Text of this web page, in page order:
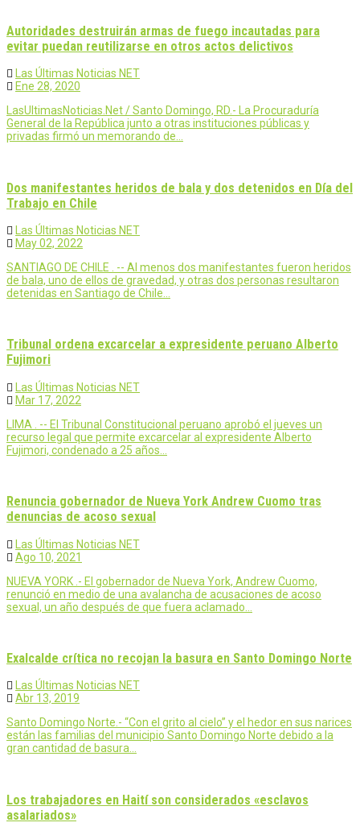
Autoridades destruirán armas de fuego incautadas para
evitar puedan reutilizarse en otros actos delictivos
Las Últimas Noticias NET
Ene 28, 2020
LasUltimasNoticias.Net / Santo Domingo, RD.- La Procuraduría
General de la República junto a otras instituciones públicas y
privadas firmó un memorando de…
Dos manifestantes heridos de bala y dos detenidos en Día del
Trabajo en Chile
Las Últimas Noticias NET
May 02, 2022
SANTIAGO DE CHILE . -- Al menos dos manifestantes fueron heridos
de bala, uno de ellos de gravedad, y otras dos personas resultaron
detenidas en Santiago de Chile…
Tribunal ordena excarcelar a expresidente peruano Alberto
Fujimori
Las Últimas Noticias NET
Mar 17, 2022
LIMA . -- El Tribunal Constitucional peruano aprobó el jueves un
recurso legal que permite excarcelar al expresidente Alberto
Fujimori, condenado a 25 años…
Renuncia gobernador de Nueva York Andrew Cuomo tras
denuncias de acoso sexual
Las Últimas Noticias NET
Ago 10, 2021
NUEVA YORK .- El gobernador de Nueva York, Andrew Cuomo,
renunció en medio de una avalancha de acusaciones de acoso
sexual, un año después de que fuera aclamado…
Exalcalde crítica no recojan la basura en Santo Domingo Norte
Las Últimas Noticias NET
Abr 13, 2019
Santo Domingo Norte.- “Con el grito al cielo” y el hedor en sus narices
están las familias del municipio Santo Domingo Norte debido a la
gran cantidad de basura…
Los trabajadores en Haití son considerados «esclavos
asalariados»